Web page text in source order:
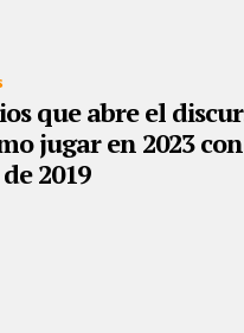
público d ...
que abre el
jugar en 2023
2019